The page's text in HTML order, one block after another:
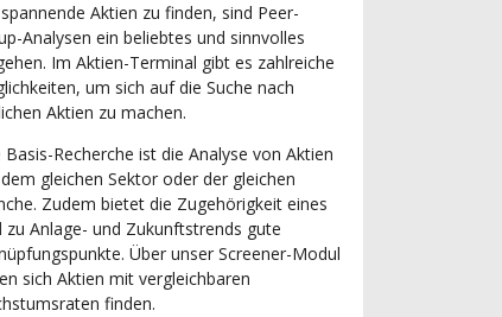
Aktien zu finden, sind Peer-
Analysen ein beliebtes und sinnvolles
Im Aktien-Terminal gibt es zahlreiche
um sich auf die Suche nach
Aktien zu machen.
Basis-Recherche ist die Analyse von Aktien
gleichen Sektor oder der gleichen
Zudem bietet die Zugehörigkeit eines
zu Anlage- und Zukunftstrends gute
Über unser Screener-Modul
sich Aktien mit vergleichbaren
finden.